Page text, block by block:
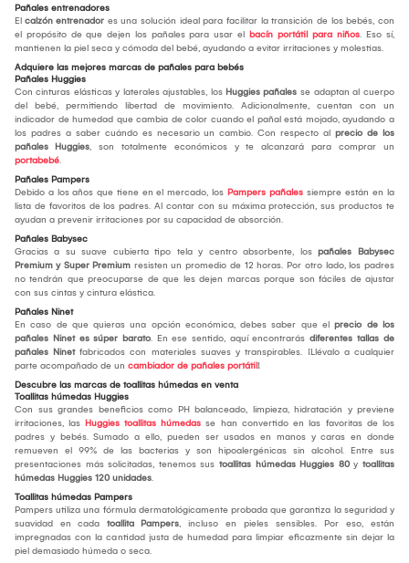
Pañales entrenadores
El calzón entrenador es una solución ideal para facilitar la transición de los bebés, con
el propósito de que dejen los pañales para usar el bacín portátil para niños. Eso sí,
mantienen la piel seca y cómoda del bebé, ayudando a evitar irritaciones y molestias.
Adquiere las mejores marcas de pañales para bebés
Pañales Huggies
Con cinturas elásticas y laterales ajustables, los Huggies pañales se adaptan al cuerpo
del bebé, permitiendo libertad de movimiento. Adicionalmente, cuentan con un
indicador de humedad que cambia de color cuando el pañal está mojado, ayudando a
los padres a saber cuándo es necesario un cambio. Con respecto al precio de los
pañales Huggies, son totalmente económicos y te alcanzará para comprar un
portabebé.
Pañales Pampers
Debido a los años que tiene en el mercado, los Pampers pañales siempre están en la
lista de favoritos de los padres. Al contar con su máxima protección, sus productos te
ayudan a prevenir irritaciones por su capacidad de absorción.
Pañales Babysec
Gracias a su suave cubierta tipo tela y centro absorbente, los pañales Babysec
Premium y Super Premium resisten un promedio de 12 horas. Por otro lado, los padres
no tendrán que preocuparse de que les dejen marcas porque son fáciles de ajustar
con sus cintas y cintura elástica.
Pañales Ninet
En caso de que quieras una opción económica, debes saber que el precio de los
pañales Ninet es súper barato. En ese sentido, aquí encontrarás diferentes tallas de
pañales Ninetfabricados con materiales suaves y transpirables. ¡Llévalo a cualquier
parte acompañado de un cambiador de pañales portátil!
Descubre las marcas de toallitas húmedas en venta
Toallitas húmedas Huggies
Con sus grandes beneficios como PH balanceado, limpieza, hidratación y previene
irritaciones, las Huggies toallitas húmedas se han convertido en las favoritas de los
padres y bebés. Sumado a ello, pueden ser usados en manos y caras en donde
remueven el 99% de las bacterias y son hipoalergénicas sin alcohol. Entre sus
presentaciones más solicitadas, tenemos sus toallitas húmedas Huggies 80 y toallitas
húmedas Huggies 120 unidades.
Toallitas húmedas Pampers
Pampers utiliza una fórmula dermatológicamente probada que garantiza la seguridad y
suavidad en cada toallita Pampers, incluso en pieles sensibles. Por eso, están
impregnadas con la cantidad justa de humedad para limpiar eficazmente sin dejar la
piel demasiado húmeda o seca.